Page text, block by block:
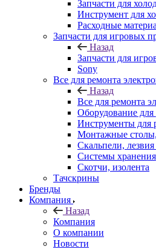
Запчасти для
Инструмент для
Расходные
Запчасти для игровых
Назад
Запчасти для
Sony
Все для ремонта
Назад
Все для ремонта
Оборудование для
Инструменты для
Монтажные
Скальпели,
Системы хранения
Скотчи, изолента
Тачскрины
Бренды
Компания
Назад
Компания
О компании
Новости